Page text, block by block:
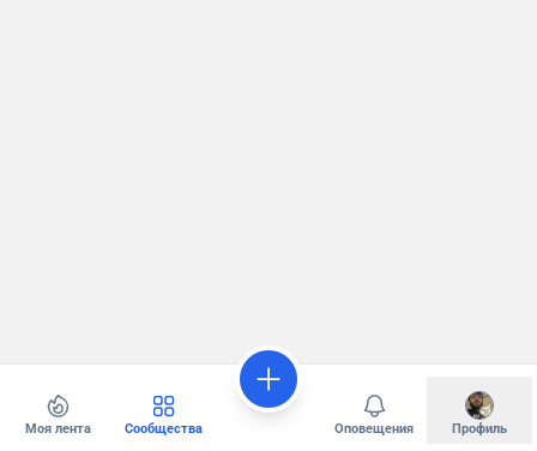
Моя лента Сообщества Оповещения Профиль